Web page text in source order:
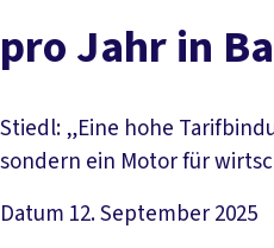
pro Jahr in
Stiedl: „Eine hohe
sondern ein Motor für
Datum 12. September 2025